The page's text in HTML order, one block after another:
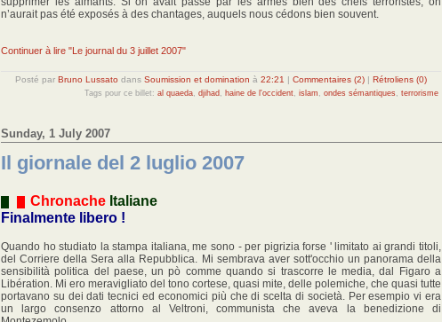
n’aurait pas été exposés à des chantages, auquels nous cédons bien souvent.
Continuer à lire "Le journal du 3 juillet 2007"
Posté par Bruno Lussato dans Soumission et domination à 22:21 | Commentaires (2) | Rétroliens (0)
Tags pour ce billet: al quaeda djihad haine de l'occident islam ondes sémantiques terrorisme
Sunday, 1 July 2007
Il giornale del 2 luglio 2007
Chronache Italiane
Finalmente libero !
Quando ho studiato la stampa italiana, me sono - per pigrizia forse ' limitato ai grandi titoli,
del Corriere della Sera alla Repubblica. Mi sembrava aver sott'occhio un panorama della
sensibilità politica del paese, un pò comme quando si trascorre le media, dal Figaro a
Libération. Mi ero meravigliato del tono cortese, quasi mite, delle polemiche, che quasi tutte
portavano su dei dati tecnici ed economici più che di scelta di società. Per esempio vi era
un largo consenzo attorno al Veltroni, communista che aveva la benedizione di